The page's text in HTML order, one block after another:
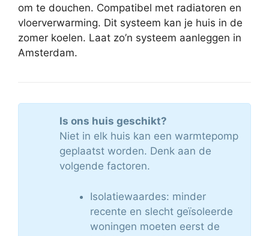
om te douchen. Compatibel met radiatoren en
vloerverwarming. Dit systeem kan je huis in de
zomer koelen. Laat zo’n systeem aanleggen in
Amsterdam.
Is ons huis geschikt?
Niet in elk huis kan een warmtepomp
geplaatst worden. Denk aan de
volgende factoren.
Isolatiewaardes: minder
recente en slecht geïsoleerde
woningen moeten eerst de